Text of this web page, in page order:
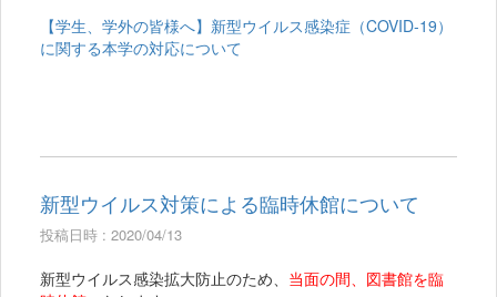
【学生、学外の皆様へ】新型ウイルス感染症（COVID-19）
に関する本学の対応について
新型ウイルス対策による臨時休館について
投稿日時 : 2020/04/13
新型ウイルス感染拡大防止のため、 当面の間、図書館を臨